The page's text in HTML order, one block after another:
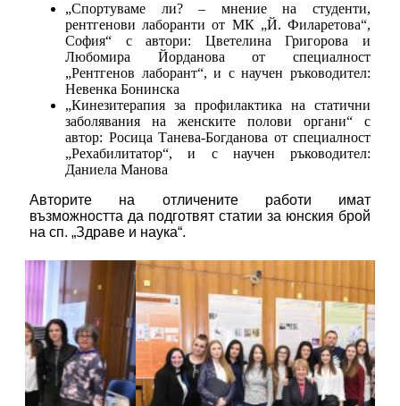
„Спортуваме ли? – мнение на студенти,
рентгенови лаборанти от МК „Й. Филаретова“,
София“ с автори: Цветелина Григорова и
Любомира Йорданова от специалност
„Рентгенов лаборант“, и с научен ръководител:
Невенка Бонинска
„Кинезитерапия за профилактика на статични
заболявания на женските полови органи“ с
автор: Росица Танева-Богданова от специалност
„Рехабилитатор“, и с научен ръководител:
Даниела Манова
Авторите на отличените работи имат
възможността да подготвят статии за юнския брой
на сп. „Здраве и наука“.